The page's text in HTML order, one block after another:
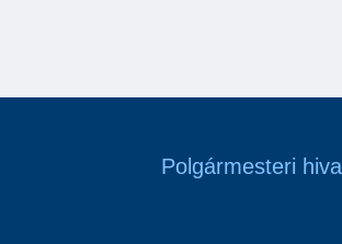
Polgármesteri